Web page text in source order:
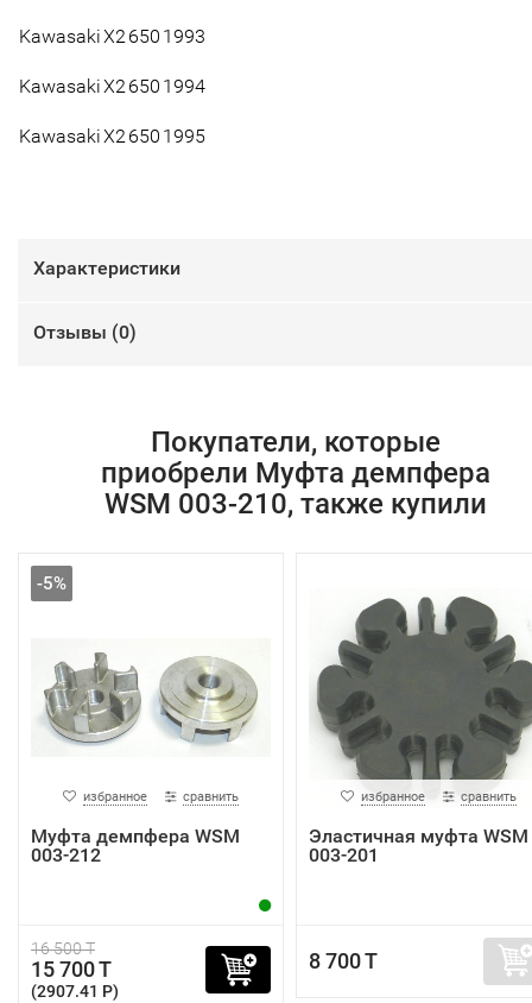
KawasakiX2650 1993
KawasakiX2650 1994
KawasakiX2650 1995
Характеристики
Отзывы (0)
Покупатели, которые
приобрели Муфта демпфера
WSM 003-210, также купили
-5%
избранное сравнить
Муфта демпфера WSM
003-212
16 500 T
15 700 T
(2907.41 P)
избранное сравнить
Эластичная муфта WSM
003-201
8 700 T